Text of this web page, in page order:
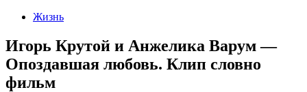
Жизнь
Игорь Крутой и Анжелика Варум —
Опоздавшая любовь. Клип словно
фильм